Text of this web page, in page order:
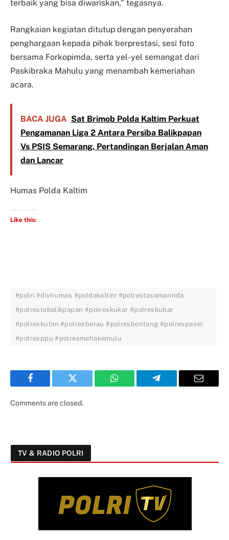
terbaik yang bisa diwariskan,” tegasnya.
Rangkaian kegiatan ditutup dengan penyerahan
penghargaan kepada pihak berprestasi, sesi foto
bersama Forkopimda, serta yel-yel semangat dari
Paskibraka Mahulu yang menambah kemeriahan
acara.
BACA JUGA Sat Brimob Polda Kaltim Perkuat
Pengamanan Liga 2 Antara Persiba Balikpapan
Vs PSIS Semarang, Pertandingan Berjalan Aman
dan Lancar
Humas Polda Kaltim
Like this:
#polri #divhumas #poldakaltim #polrestasamarinda
#polrestabalikpapan #polreskukar #polreskubar
#polreskutim #polresberau #polresbontang #polrespaser
#polresppu #polresmahakamulu
Facebook Twitter WhatsApp Telegram Email
Comments are closed.
TV & RADIO POLRI